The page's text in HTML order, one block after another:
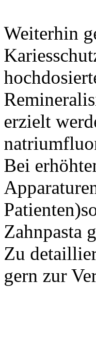
Weiterhin
erzielt
Bei
Zahnpasta
Zu
gern zur